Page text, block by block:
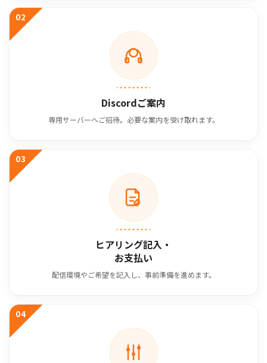
02
Discordご案内
専用サーバーへご招待。必要な案内を受け取れます。
03
ヒアリング記入・
お支払い
配信環境やご希望を記入し、事前準備を進めます。
04